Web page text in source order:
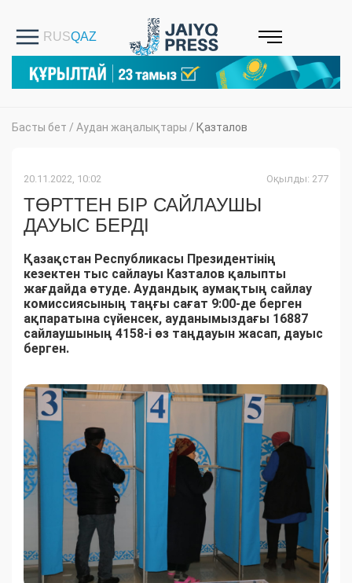
Басты бет / Аудан жаңалықтары / Қазталов
20.11.2022, 10:02 Оқылды: 277
ТӨРТТЕН БІР САЙЛАУШЫ
ДАУЫС БЕРДІ
Қазақстан Республикасы Президентінің
кезектен тыс сайлауы Казталов қалыпты
жағдайда өтуде. Аудандық аумақтың сайлау
комиссиясының таңғы сағат 9:00-де берген
ақпаратына сүйенсек, ауданымыздағы 16887
сайлаушының 4158-і өз таңдауын жасап, дауыс
берген.